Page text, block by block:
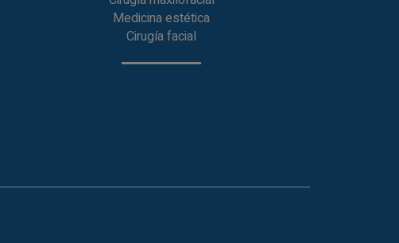
Medicina estética
Cirugía facial